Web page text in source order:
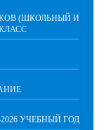
(ШКОЛЬНЫЙ И
УЧЕБНЫЙ ГОД